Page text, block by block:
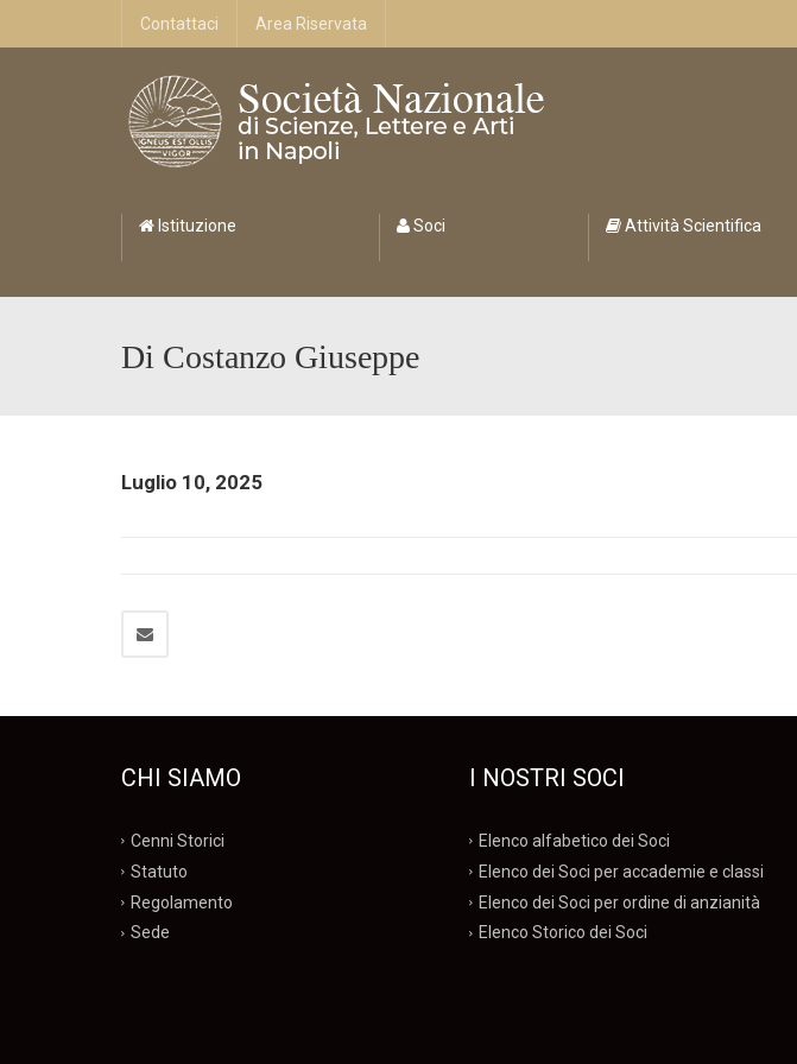
Contattaci Area Riservata
Istituzione Soci Attività Scientifica
Di Costanzo Giuseppe
Luglio 10, 2025
CHI SIAMO
Cenni Storici
Statuto
Regolamento
Sede
I NOSTRI SOCI
Elenco alfabetico dei Soci
Elenco dei Soci per accademie e classi
Elenco dei Soci per ordine di anzianità
Elenco Storico dei Soci